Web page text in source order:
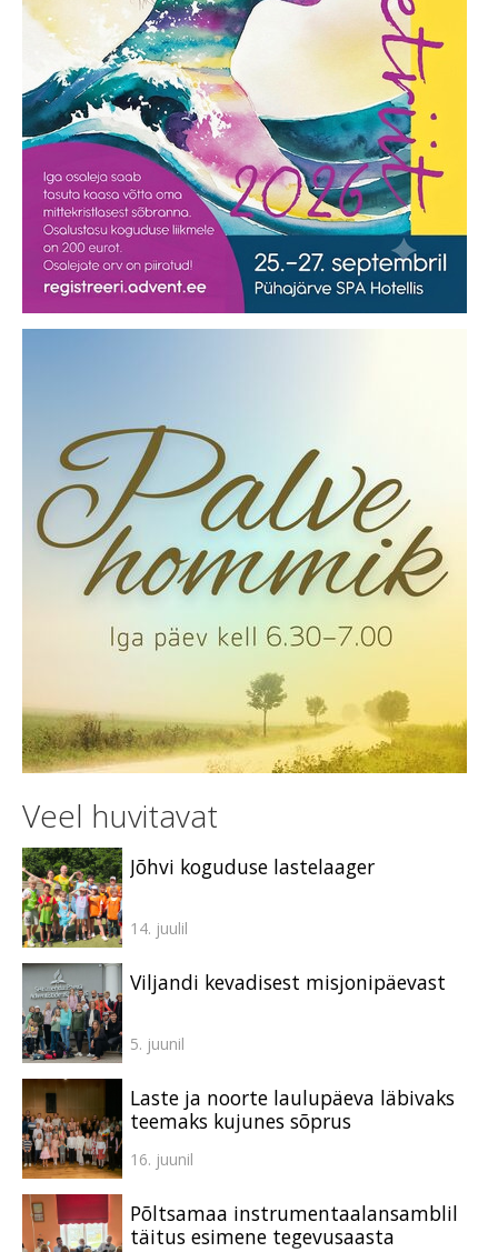
Veel huvitavat
Jõhvi koguduse lastelaager
14. juulil
Viljandi kevadisest misjonipäevast
5. juunil
Laste ja noorte laulupäeva läbivaks
teemaks kujunes sõprus
16. juunil
Põltsamaa instrumentaalansamblil
täitus esimene tegevusaasta